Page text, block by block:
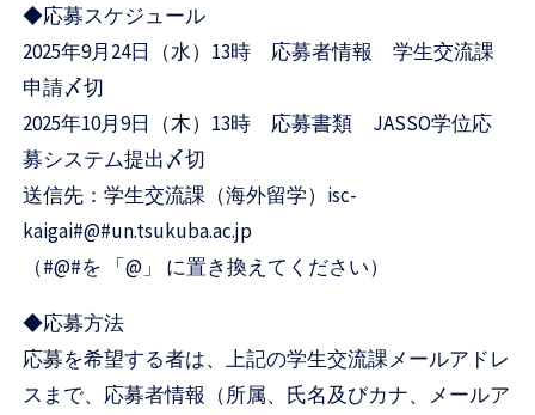
◆応募スケジュール
2025年9月24日（水）13時 応募者情報 学生交流課
申請〆切
2025年10月9日（木）13時 応募書類 JASSO学位応
募システム提出〆切
送信先：学生交流課（海外留学）isc-
kaigai#@#un.tsukuba.ac.jp
（#@#を 「@」 に置き換えてください）
◆応募方法
応募を希望する者は、上記の学生交流課メールアドレ
スまで、応募者情報（所属、氏名及びカナ、メールア